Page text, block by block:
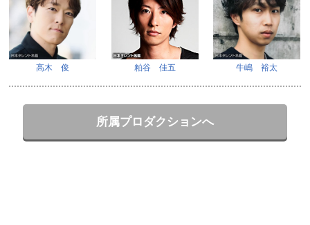
高木 俊 粕谷 佳五 牛嶋 裕太
所属プロダクションへ